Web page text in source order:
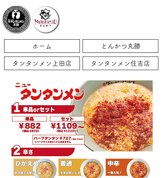
ホーム とんかつ丸勝
タンタンメン上田店 タンタンメン住吉店